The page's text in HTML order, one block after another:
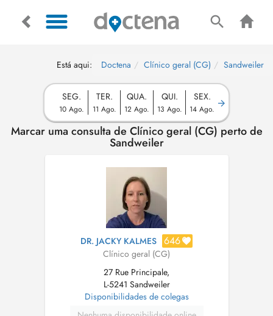
Está aqui: Doctena Clínico geral (CG) Sandweiler
SEG.
10 Ago.
TER.
11 Ago.
QUA.
12 Ago.
QUI.
13 Ago.
SEX.
14 Ago.
Marcar uma consulta de Clínico geral (CG) perto de
Sandweiler
DR. JACKY KALMES 646
Clínico geral (CG)
27 Rue Principale,
L-5241 Sandweiler
Disponibilidades de colegas